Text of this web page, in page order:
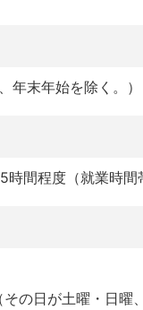
年末年始を除く。）
間程度（就業時間
の日が土曜・日曜